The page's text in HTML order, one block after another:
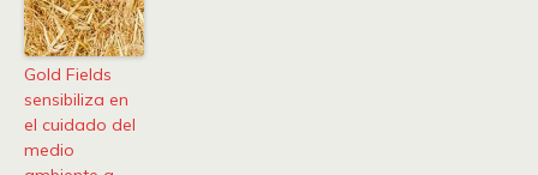
Gold Fields
sensibiliza en
el cuidado del
medio